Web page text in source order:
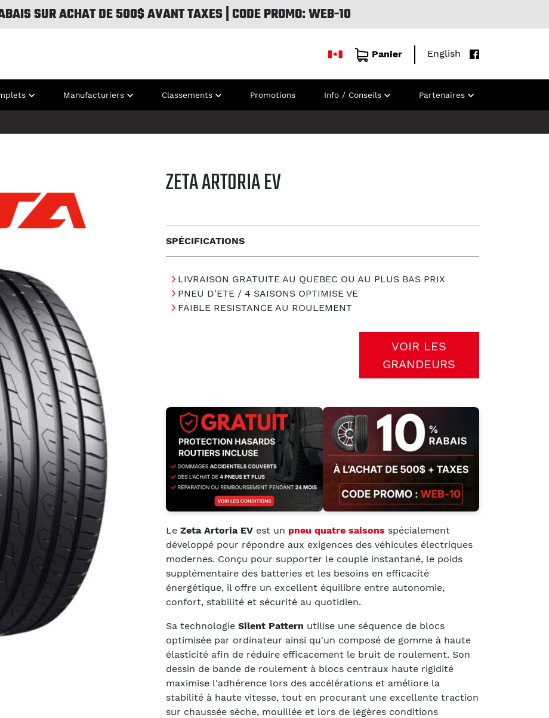
SUR ACHAT DE 500$ AVANT TAXES | CODE PROMO: WEB-10
Panier English
Manufacturiers Classements Promotions Info / Conseils Partenaires
ZETA ARTORIA EV
SPÉCIFICATIONS
LIVRAISON GRATUITE AU QUEBEC OU AU PLUS BAS PRIX
PNEU D'ETE / 4 SAISONS OPTIMISE VE
FAIBLE RESISTANCE AU ROULEMENT
VOIR LES
GRANDEURS
Le Zeta Artoria EV est un pneu quatre saisons spécialement
développé pour répondre aux exigences des véhicules électriques
modernes. Conçu pour supporter le couple instantané, le poids
supplémentaire des batteries et les besoins en efficacité
énergétique, il offre un excellent équilibre entre autonomie,
confort, stabilité et sécurité au quotidien.
Sa technologie Silent Pattern utilise une séquence de blocs
optimisée par ordinateur ainsi qu'un composé de gomme à haute
élasticité afin de réduire efficacement le bruit de roulement. Son
dessin de bande de roulement à blocs centraux haute rigidité
maximise l'adhérence lors des accélérations et améliore la
stabilité à haute vitesse, tout en procurant une excellente traction
sur chaussée sèche, mouillée et lors de légères conditions